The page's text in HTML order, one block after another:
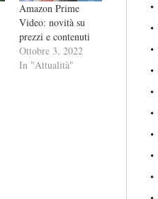
Amazon Prime
Video: novità su
prezzi e contenuti
Ottobre 3, 2022
In "Attualità"